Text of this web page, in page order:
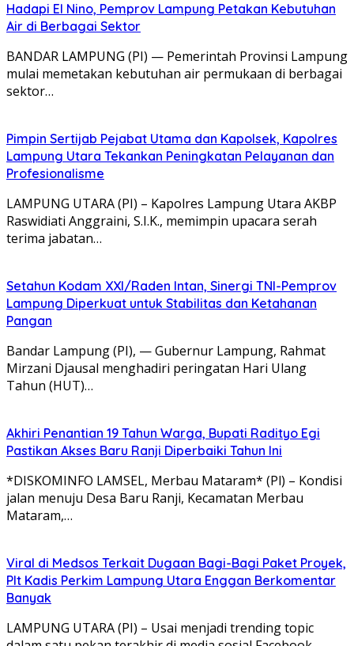
Hadapi El Nino, Pemprov Lampung Petakan Kebutuhan
Air di Berbagai Sektor
BANDAR LAMPUNG (PI) — Pemerintah Provinsi Lampung
mulai memetakan kebutuhan air permukaan di berbagai
sektor…
Pimpin Sertijab Pejabat Utama dan Kapolsek, Kapolres
Lampung Utara Tekankan Peningkatan Pelayanan dan
Profesionalisme
LAMPUNG UTARA (PI) – Kapolres Lampung Utara AKBP
Raswidiati Anggraini, S.I.K., memimpin upacara serah
terima jabatan…
Setahun Kodam XXI/Raden Intan, Sinergi TNI-Pemprov
Lampung Diperkuat untuk Stabilitas dan Ketahanan
Pangan
Bandar Lampung (PI), — Gubernur Lampung, Rahmat
Mirzani Djausal menghadiri peringatan Hari Ulang
Tahun (HUT)…
Akhiri Penantian 19 Tahun Warga, Bupati Radityo Egi
Pastikan Akses Baru Ranji Diperbaiki Tahun Ini
*DISKOMINFO LAMSEL, Merbau Mataram* (Pl) – Kondisi
jalan menuju Desa Baru Ranji, Kecamatan Merbau
Mataram,…
Viral di Medsos Terkait Dugaan Bagi-Bagi Paket Proyek,
Plt Kadis Perkim Lampung Utara Enggan Berkomentar
Banyak
LAMPUNG UTARA (PI) – Usai menjadi trending topic